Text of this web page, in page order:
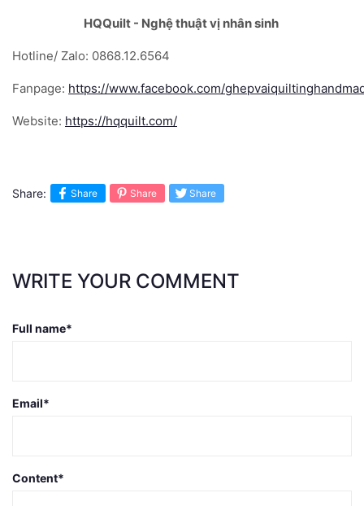
HQQuilt - Nghệ thuật vị nhân sinh
Hotline/ Zalo: 0868.12.6564
Fanpage: https://www.facebook.com/
Website: https://hqquilt.com/
Share: Share Share Share
WRITE YOUR COMMENT
Full name*
Email*
Content*